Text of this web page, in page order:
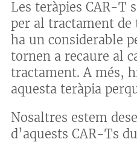
Les teràpies CAR-T
per al tractament
ha un considerable
tornen a recaure al
tractament. A més,
aquesta teràpia
Nosaltres estem
d’aquests CAR-Ts